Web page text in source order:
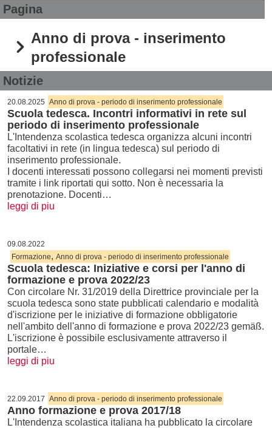
Pagina
Anno di prova - inserimento
professionale
Notizie
20.08.2025 Anno di prova - periodo di inserimento professionale
Scuola tedesca. Incontri informativi in rete sul
periodo di inserimento professionale
L'Intendenza scolastica tedesca organizza alcuni incontri
facoltativi in rete (in lingua tedesca) sul periodo di
inserimento professionale.
I docenti interessati possono collegarsi nei momenti previsti
tramite i link riportati qui sotto. Non è necessaria la
prenotazione. Docenti…
leggi di piu
09.08.2022
Formazione, Anno di prova - periodo di inserimento professionale
Scuola tedesca: Iniziative e corsi per l'anno di
formazione e prova 2022/23
Con circolare Nr. 31/2019 della Direttrice provinciale per la
scuola tedesca sono state pubblicati calendario e modalità
d'iscrizione per le iniziative di formazione obbligatorie
nell'ambito dell'anno di formazione e prova 2022/23 gemäß.
L'iscrizione è possibile esclusivamente attraverso il
portale…
leggi di piu
22.09.2017 Anno di prova - periodo di inserimento professionale
Anno formazione e prova 2017/18
L'Intendenza scolastica italiana ha pubblicato la circolare